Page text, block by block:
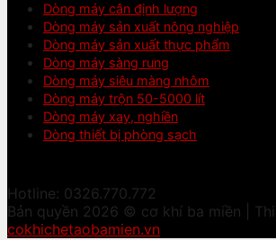
Dòng máy cân định lượng
Dòng máy sản xuất nông nghiệp
Dòng máy sản xuất thực phẩm
Dòng máy sàng rung
Dòng máy siêu màng nhôm
Dòng máy trộn 50-5000 lít
Dòng máy xay, nghiền
Dòng thiết bị phòng sạch
Hotline: 0326.770.772
Bản quyền 2026 © cơ khí ba miền |
cokhichetaobamien.vn